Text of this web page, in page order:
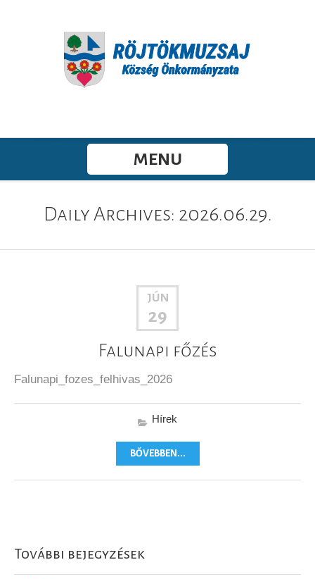
MENU
Daily Archives: 2026.06.29.
JÚN
29
Falunapi főzés
Falunapi_fozes_felhivas_2026
Hírek
BŐVEBBEN...
További bejegyzések